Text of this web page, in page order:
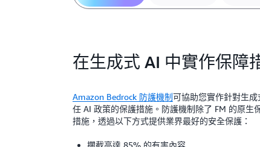
在生成式 AI 中實作保障
Amazon Bedrock 防護機制可協助您實作針對生
任 AI 政策的保護措施。防護機制除了 FM 的原生
措施，透過以下方式提供業界最好的安全保護：